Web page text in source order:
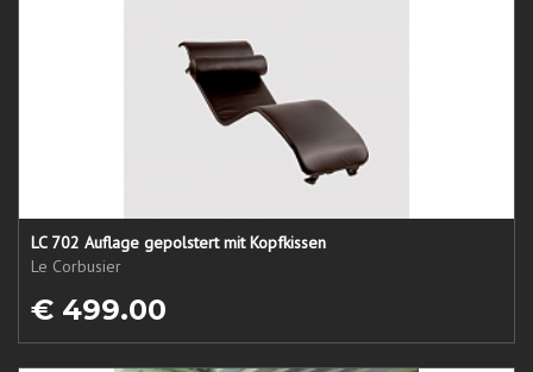
LC 702 Auflage gepolstert mit Kopfkissen
Le Corbusier
€ 499.00